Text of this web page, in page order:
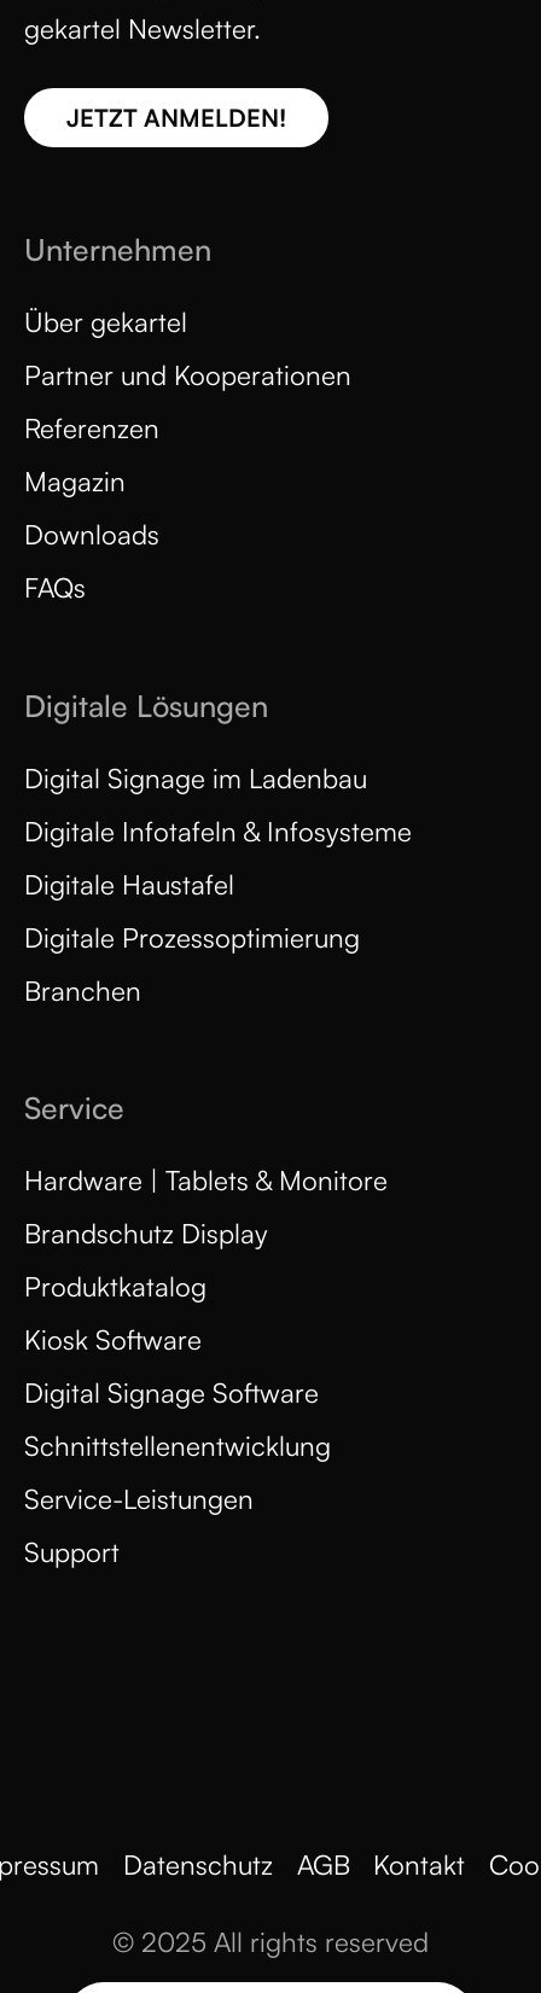
gekartel Newsletter.
JETZT ANMELDEN!
Unternehmen
Über gekartel
Partner und Kooperationen
Referenzen
Magazin
Downloads
FAQs
Digitale Lösungen
Digital Signage im Ladenbau
Digitale Infotafeln & Infosysteme
Digitale Haustafel
Digitale Prozessoptimierung
Branchen
Service
Hardware | Tablets & Monitore
Brandschutz Display
Produktkatalog
Kiosk Software
Digital Signage Software
Schnittstellenentwicklung
Service-Leistungen
Support
© 2025 All rights reserved
Datenschutz AGB Kontakt